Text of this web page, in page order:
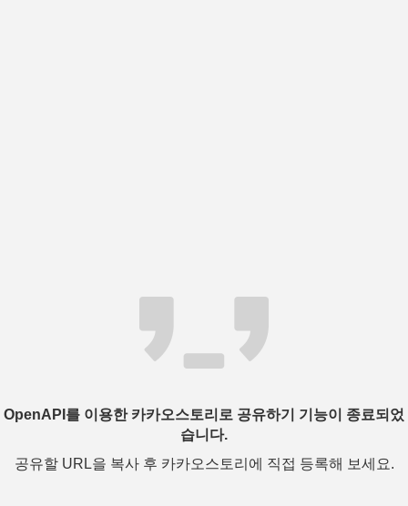
OpenAPI를 이용한 카카오스토리로 공유하기 기능이 종료되었
습니다.
공유할 URL을 복사 후 카카오스토리에 직접 등록해 보세요.